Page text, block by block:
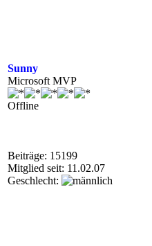
Sunny
Microsoft MVP
Offline
Beiträge: 15199
Mitglied seit: 11.02.07
Geschlecht: